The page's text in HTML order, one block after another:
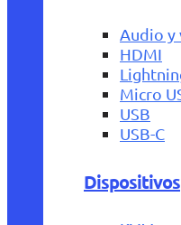
Audio y
HDMI
Micro
USB
USB-C
Dispositivos